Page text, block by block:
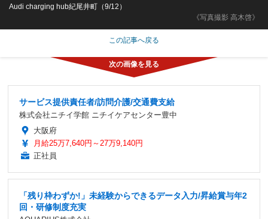
《写真撮影 高木啓》
Audi charging hub紀尾井町（9/12）
この記事へ戻る
サービス提供責任者/訪問介護/交通費支給
株式会社ニチイ学館 ニチイケアセンター豊中
大阪府
月給25万7,640円～27万9,140円
正社員
「残り枠わずか!」未経験からできるデータ入力/昇給賞与年2
回・研修制度充実